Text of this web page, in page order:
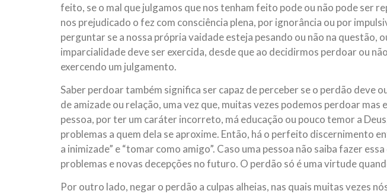
feito, se o mal que julgamos que nos tenham feito pode ou não pode ser
nos prejudicado o fez com consciência plena, por ignorância ou por
perguntar se a nossa própria vaidade esteja pesando ou não na questão,
imparcialidade deve ser exercida, desde que ao decidirmos perdoar ou
exercendo um julgamento.
Saber perdoar também significa ser capaz de perceber se o perdão deve
de amizade ou relação, uma vez que, muitas vezes podemos perdoar mas
pessoa, por ter um caráter incorreto, má educação ou pouco temor a
problemas a quem dela se aproxime. Então, há o perfeito discernimento
a inimizade” e “tomar como amigo”. Caso uma pessoa não saiba fazer
problemas e novas decepções no futuro. O perdão só é uma virtude
Por outro lado, negar o perdão a culpas alheias, nas quais muitas vezes